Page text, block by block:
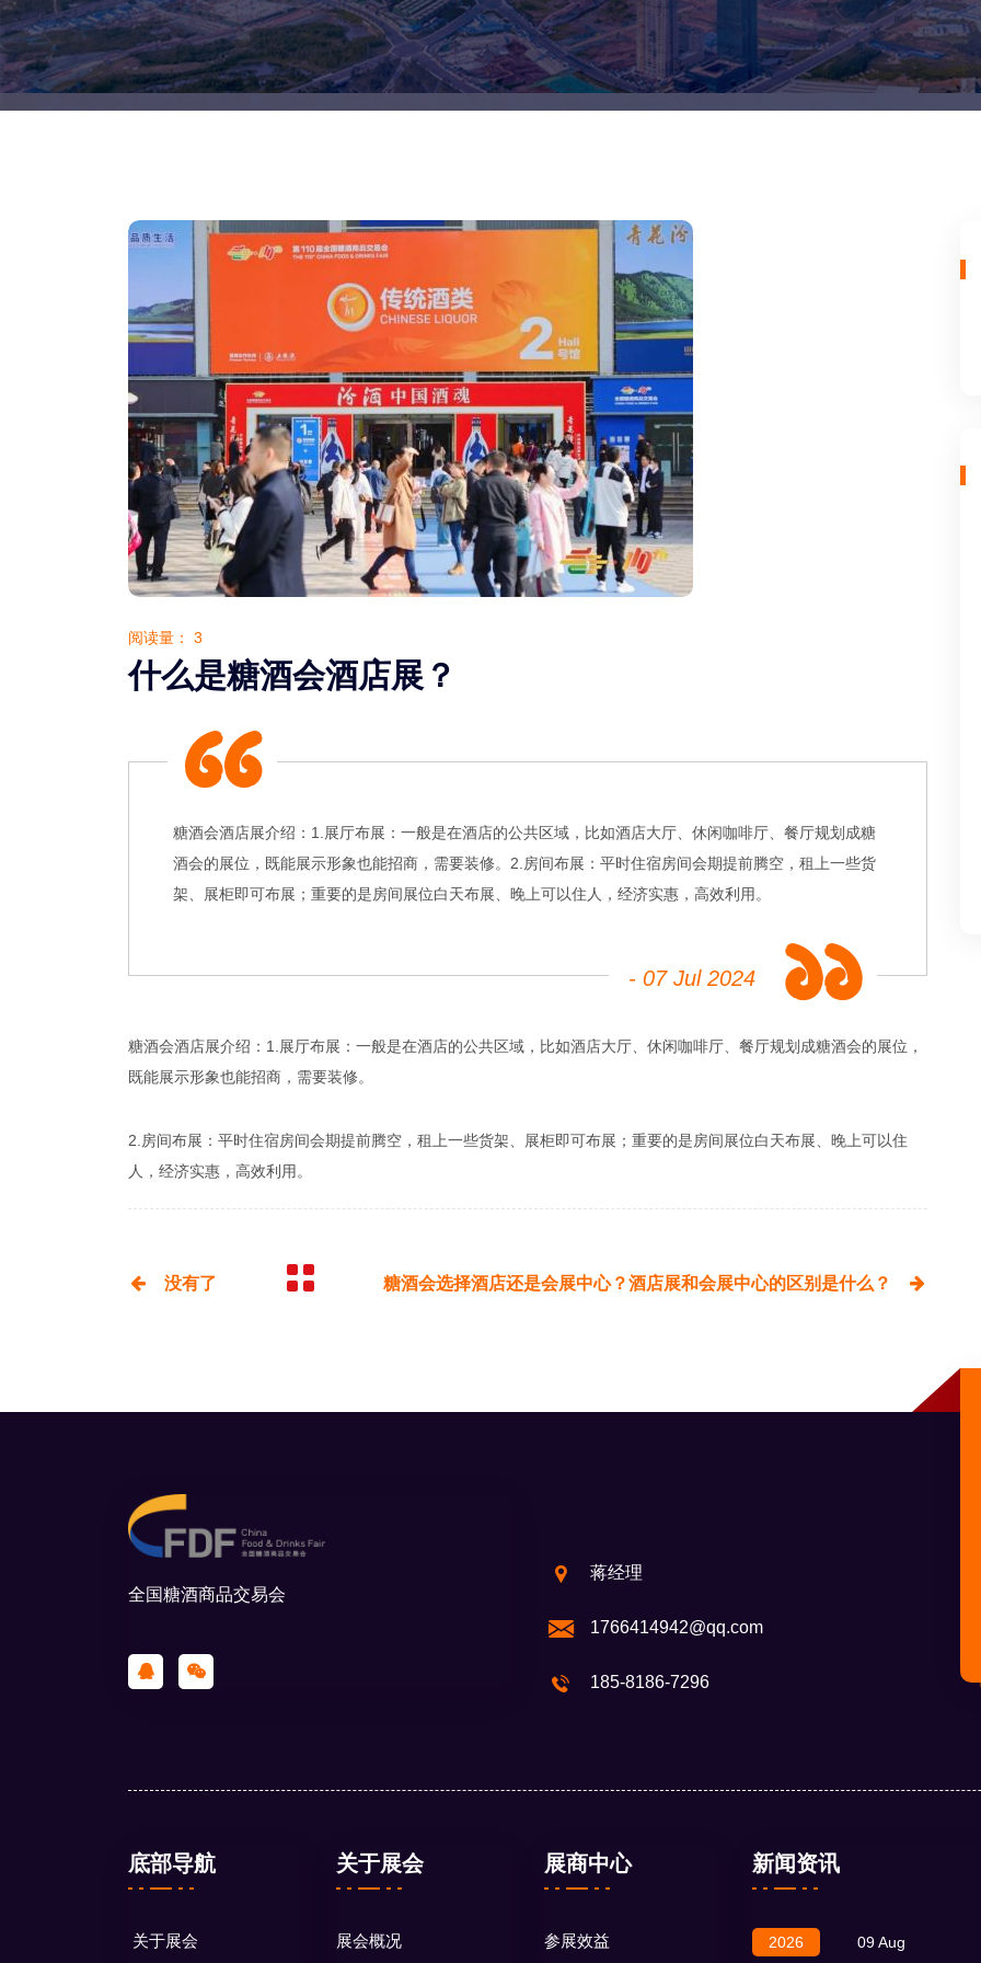
阅读量： 3
什么是糖酒会酒店展？
糖酒会酒店展介绍：1.展厅布展：一般是在酒店的公共区域，比如酒店大厅、休闲咖啡厅、餐厅规划成糖
酒会的展位，既能展示形象也能招商，需要装修。2.房间布展：平时住宿房间会期提前腾空，租上一些货
架、展柜即可布展；重要的是房间展位白天布展、晚上可以住人，经济实惠，高效利用。
- 07 Jul 2024
糖酒会酒店展介绍：1.展厅布展：一般是在酒店的公共区域，比如酒店大厅、休闲咖啡厅、餐厅规划成糖酒会的展位，
既能展示形象也能招商，需要装修。
2.房间布展：平时住宿房间会期提前腾空，租上一些货架、展柜即可布展；重要的是房间展位白天布展、晚上可以住
人，经济实惠，高效利用。
没有了 糖酒会选择酒店还是会展中心？酒店展和会展中心的区别是什么？
全国糖酒商品交易会
蒋经理
1766414942@qq.com
185-8186-7296
底部导航
关于展会
关于展会
展会概况
展商中心
参展效益
新闻资讯
2026 09 Aug